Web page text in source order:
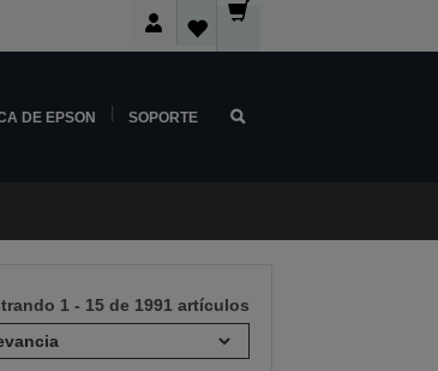
DE EPSON SOPORTE
1 - 15 de 1991 artículos